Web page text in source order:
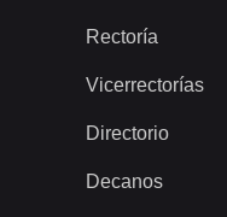
Rectoría
Vicerrectorías
Directorio
Decanos